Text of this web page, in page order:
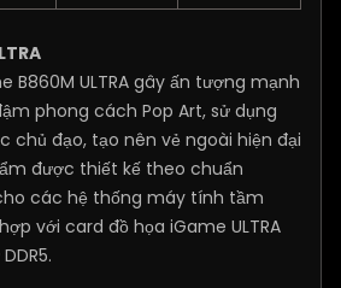
B860M ULTRA gây ấn tượng mạnh
phong cách Pop Art, sử dụng
chủ đạo, tạo nên vẻ ngoài hiện đại
được thiết kế theo chuẩn
các hệ thống máy tính tầm
với card đồ họa iGame ULTRA